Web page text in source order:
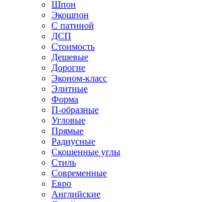
Шпон
Экошпон
С патиной
ДСП
Стоимость
Дешевые
Дорогие
Эконом-класс
Элитные
Форма
П-образные
Угловые
Прямые
Радиусные
Скошенные углы
Стиль
Современные
Евро
Английские